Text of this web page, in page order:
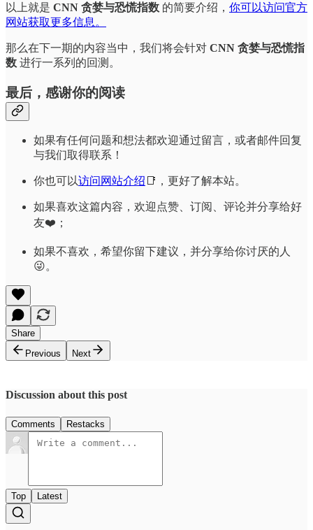
以上就是 CNN 贪婪与恐慌指数 的简要介绍， 你可以访问官方
网站获取更多信息。
那么在下一期的内容当中，我们将会针对 CNN 贪婪与恐慌指
数 进行一系列的回测。
最后，感谢你的阅读
如果有任何问题和想法都欢迎通过留言，或者邮件回复
与我们取得联系！
你也可以访问网站介绍 📑，更好了解本站。
如果喜欢这篇内容，欢迎点赞、订阅、评论并分享给好
友❤️；
如果不喜欢，希望你留下建议，并分享给你讨厌的人
😜。
Share
Previous
Next
Discussion about this post
Comments Restacks
Top Latest